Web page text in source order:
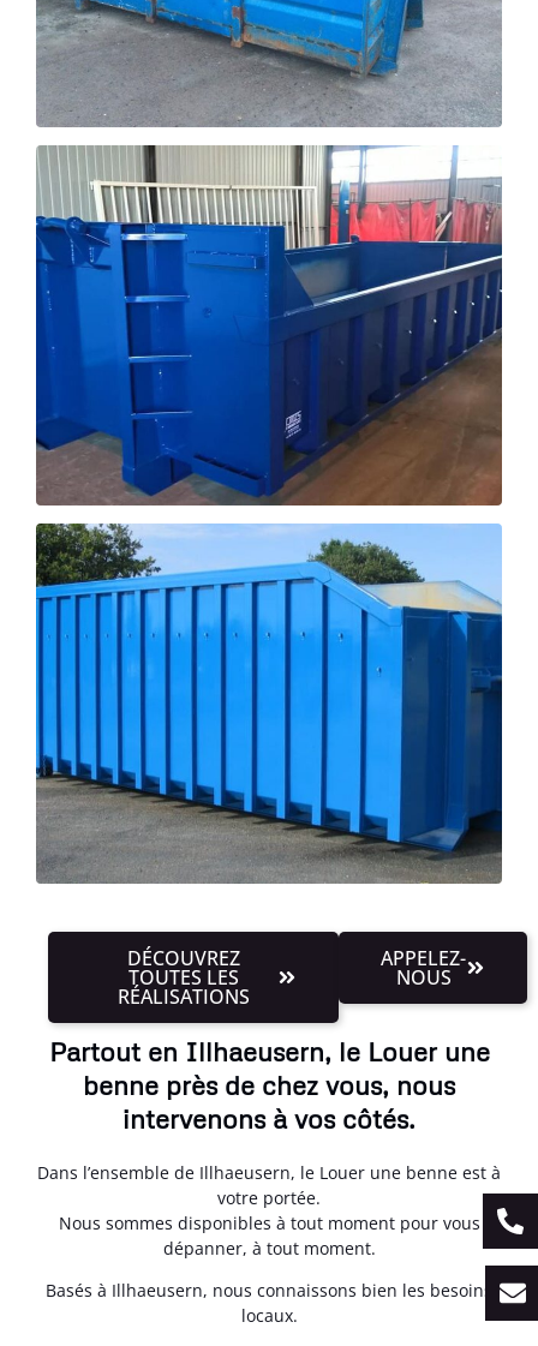
DÉCOUVREZ
TOUTES LES
RÉALISATIONS
APPELEZ-
NOUS
Partout en Illhaeusern, le Louer une
benne près de chez vous, nous
intervenons à vos côtés.
Dans l’ensemble de Illhaeusern, le Louer une benne est à
votre portée.
Nous sommes disponibles à tout moment pour vous
dépanner, à tout moment.
Basés à Illhaeusern, nous connaissons bien les besoins
locaux.